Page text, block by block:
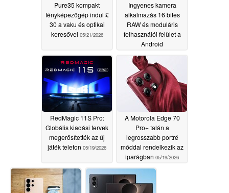
Pure35 kompakt
fényképezőgép indul £
30 a vaku és optikai
keresővel 05/21/2026
Ingyenes kamera
alkalmazás 16 bites
RAW és moduláris
felhasználói felület a
Android
05/20/2026
RedMagic 11S Pro:
Globális kiadási tervek
megerősítették az új
játék telefon 05/19/2026
A Motorola Edge 70
Pro+ talán a
legrosszabb portré
móddal rendelkezik az
iparágban 05/19/2026